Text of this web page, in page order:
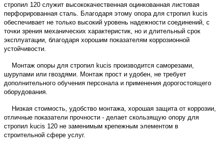
стропил 120 служит высококачественная оцинкованная листовая
перфорированная сталь. Благодаря этому опора для стропил kucis
обеспечивает не только высокий уровень надежности соединений, с
точки зрения механических характеристик, но и длительный срок
эксплуатации, благодаря хорошим показателям коррозионной
устойчивости.
Монтаж опоры для стропил kucis производится саморезами,
шурупами или гвоздями. Монтаж прост и удобен, не требует
дополнительного обучения персонала и применения дорогостоящего
оборудования.
Низкая стоимость, удобство монтажа, хорошая защита от коррозии,
отличные показатели прочности - делает скользящую опору для
стропил kucis 120 не заменимым крепежным элементом в
строительной сфере услуг.